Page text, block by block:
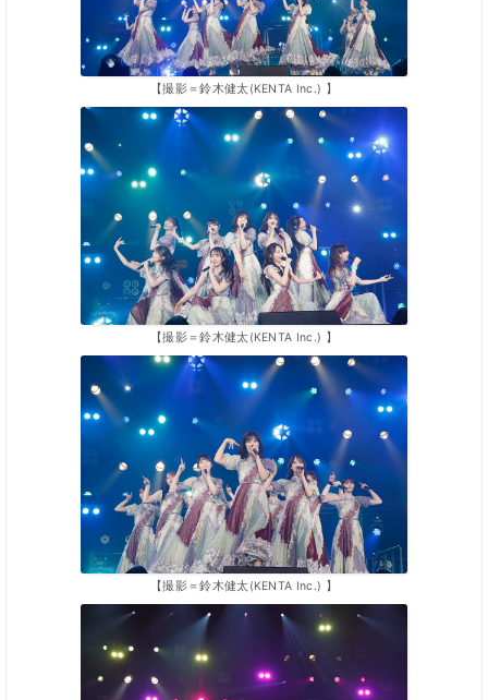
【撮影＝鈴木健太(KENTA Inc.) 】
【撮影＝鈴木健太(KENTA Inc.) 】
【撮影＝鈴木健太(KENTA Inc.) 】